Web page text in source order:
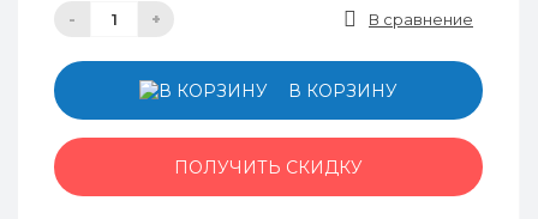
- + В сравнение
В КОРЗИНУ
ПОЛУЧИТЬ СКИДКУ